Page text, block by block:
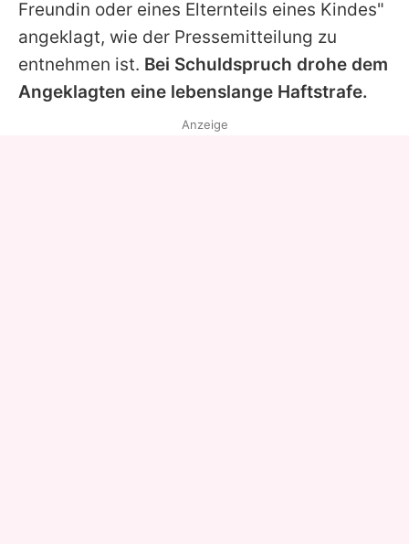
Freundin oder eines Elternteils eines Kindes"
angeklagt, wie der Pressemitteilung zu
entnehmen ist. Bei Schuldspruch drohe dem
Angeklagten eine lebenslange Haftstrafe.
Anzeige